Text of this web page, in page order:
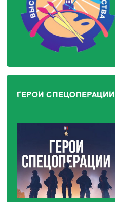
ГЕРОИ СПЕЦОПЕРАЦИИ